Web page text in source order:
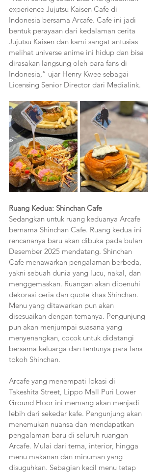
experience Jujutsu Kaisen Cafe di
Indonesia bersama Arcafe. Cafe ini jadi
bentuk perayaan dari kedalaman cerita
Jujutsu Kaisen dan kami sangat antusias
melihat universe anime ini hidup dan bisa
dirasakan langsung oleh para fans di
Indonesia,” ujar Henry Kwee sebagai
Licensing Senior Director dari Medialink.
Ruang Kedua: Shinchan Cafe
Sedangkan untuk ruang keduanya Arcafe
bernama Shinchan Cafe. Ruang kedua ini
rencananya baru akan dibuka pada bulan
Desember 2025 mendatang. Shinchan
Cafe menawarkan pengalaman berbeda,
yakni sebuah dunia yang lucu, nakal, dan
menggemaskan. Ruangan akan dipenuhi
dekorasi ceria dan quote khas Shinchan.
Menu yang ditawarkan pun akan
disesuaikan dengan temanya. Pengunjung
pun akan menjumpai suasana yang
menyenangkan, cocok untuk didatangi
bersama keluarga dan tentunya para fans
tokoh Shinchan.
Arcafe yang menempati lokasi di
Takeshita Street, Lippo Mall Puri Lower
Ground Floor ini memang akan menjadi
lebih dari sekedar kafe. Pengunjung akan
menemukan nuansa dan mendapatkan
pengalaman baru di seluruh ruangan
Arcafe. Mulai dari tema, interior, hingga
menu makanan dan minuman yang
disuguhkan. Sebagian kecil menu tetap